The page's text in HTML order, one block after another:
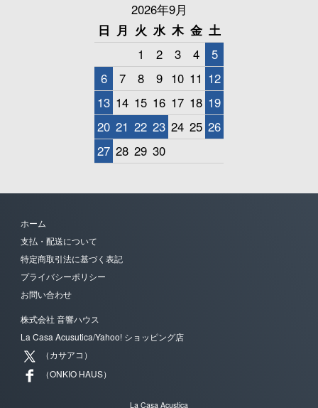
2026年9月
日 月 火 水 木 金 土
1
2 3 4
5
6
7 8 9 10 11 12
13 14 15 16 17 18 19
20 21 22 23 24 25 26
27 28 29 30
ホーム
支払・配送について
特定商取引法に基づく表記
プライバシーポリシー
お問い合わせ
株式会社 音響ハウス
La Casa Acusutica/Yahoo! ショッピング店
（カサアコ）
（ONKIO HAUS）
La Casa Acustica